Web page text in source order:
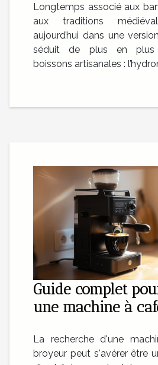
Longtemps associé aux
aux traditions
aujourd’hui dans une
séduit de plus en plus
boissons artisanales :
Guide complet
une machine à
La recherche d'une
broyeur peut s'avérer être